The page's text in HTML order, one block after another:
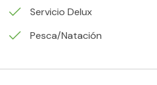
Servicio Delux
Pesca/Natación